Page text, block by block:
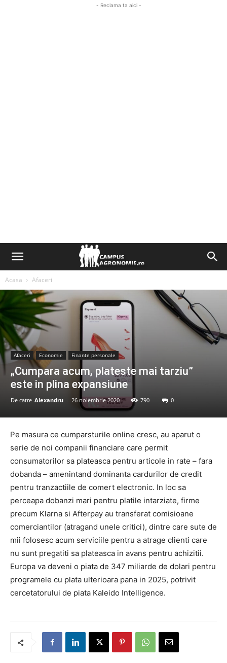
- Reclama ta aici -
Acasa Afaceri
Afaceri Economie Finante personale
„Cumpara acum, plateste mai tarziu”
este in plina expansiune
De catre Alexandru - 26 noiembrie 2020 790 0
Pe masura ce cumparsturile online cresc, au aparut o
serie de noi companii financiare care permit
consumatorilor sa plateasca pentru articole in rate – fara
dobanda – amenintand dominanta cardurilor de credit
pentru tranzactiile de comert electronic. In loc sa
perceapa dobanzi mari pentru platile intarziate, firme
precum Klarna si Afterpay au transferat comisioane
comerciantilor (atragand unele critici), dintre care sute de
mii folosesc acum serviciile pentru a atrage clienti care
nu sunt pregatiti sa plateasca in avans pentru achizitii.
Europa va deveni o piata de 347 miliarde de dolari pentru
programele cu plata ulterioara pana in 2025, potrivit
cercetatorului de piata Kaleido Intelligence.